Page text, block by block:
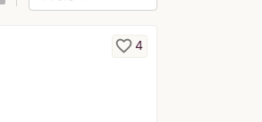
favorite_border4